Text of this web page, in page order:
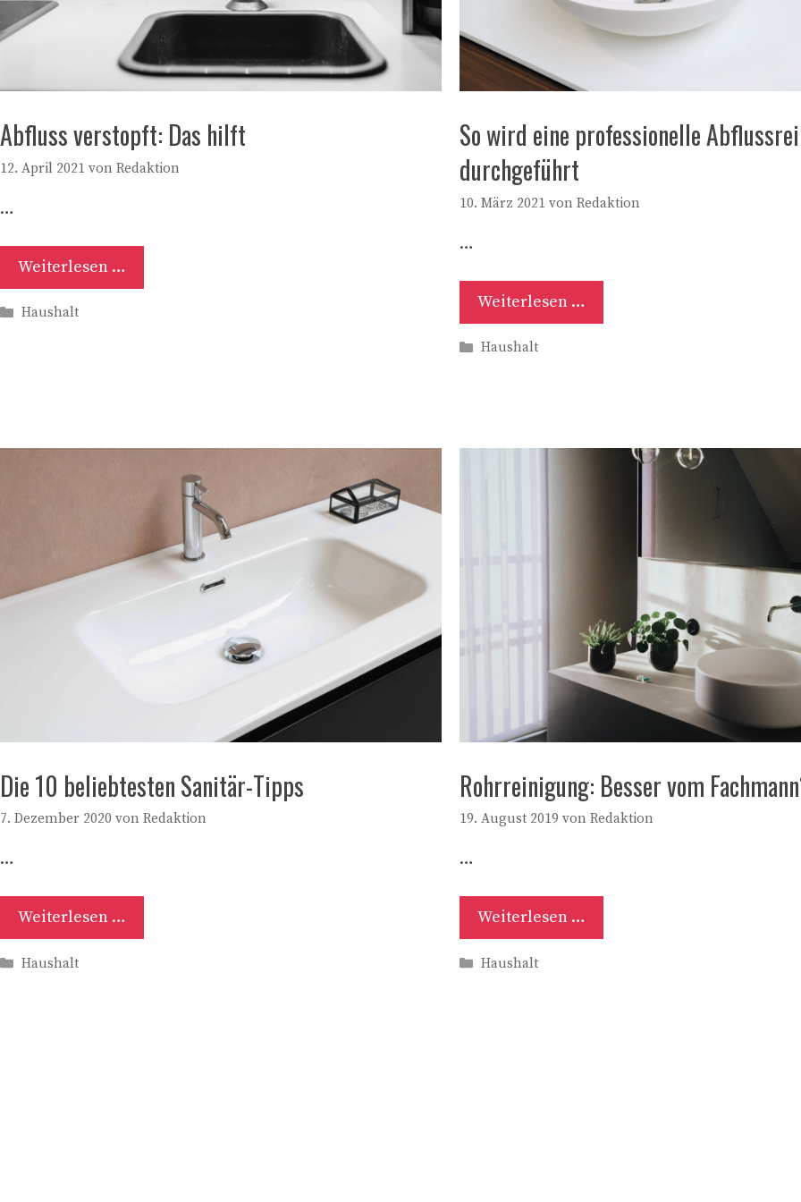
Abfluss verstopft: Das hilft
12. April 2021 von Redaktion
…
Weiterlesen …
Kategorien
Haushalt
So wird eine professionelle
durchgeführt
10. März 2021 von Redaktion
…
Weiterlesen …
Kategorien
Haushalt
Die 10 beliebtesten Sanitär-Tipps
7. Dezember 2020 von Redaktion
…
Weiterlesen …
Kategorien
Haushalt
Rohrreinigung: Besser vom
19. August 2019 von Redaktion
…
Weiterlesen …
Kategorien
Haushalt